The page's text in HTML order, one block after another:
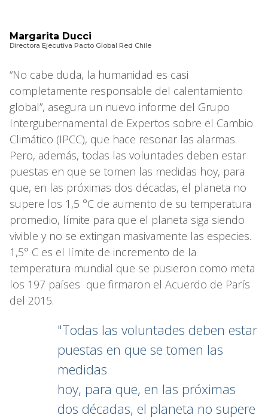
Margarita Ducci
Directora Ejecutiva Pacto Global Red Chile
“No cabe duda, la humanidad es casi
completamente responsable del calentamiento
global”, asegura un nuevo informe del Grupo
Intergubernamental de Expertos sobre el Cambio
Climático (IPCC), que hace resonar las alarmas.
Pero, además, todas las voluntades deben estar
puestas en que se tomen las medidas hoy, para
que, en las próximas dos décadas, el planeta no
supere los 1,5 °C de aumento de su temperatura
promedio, límite para que el planeta siga siendo
vivible y no se extingan masivamente las especies.
1,5° C es el límite de incremento de la
temperatura mundial que se pusieron como meta
los 197 países que firmaron el Acuerdo de París
del 2015.
"Todas las voluntades deben estar
puestas en que se tomen las
medidas
hoy, para que, en las próximas
dos décadas, el planeta no supere